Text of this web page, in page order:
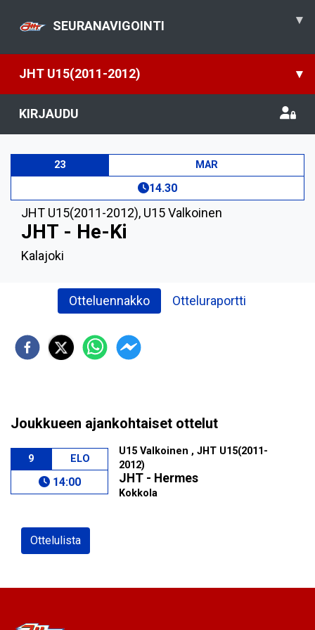
SEURANAVIGOINTI ▾
JHT U15(2011-2012) ▾
KIRJAUDU
23 MAR
14.30
JHT U15(2011-2012), U15 Valkoinen
JHT - He-Ki
Kalajoki
Otteluennakko Otteluraportti
Joukkueen ajankohtaiset ottelut
9 ELO
14:00
U15 Valkoinen , JHT U15(2011-
2012)
JHT - Hermes
Kokkola
Ottelulista